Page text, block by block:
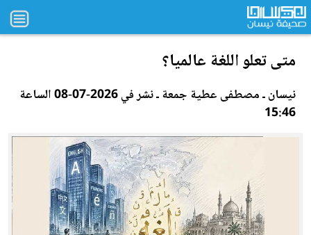
متى تعلو اللغة عالميا؟
نيسان ـ مصطفى عطية جمعة ـ نشر في 2026-07-08 الساعة
15:46